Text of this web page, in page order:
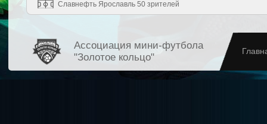
Славнефть Ярославль 50 зрителей
Ассоциация мини-футбола
"Золотое кольцо"